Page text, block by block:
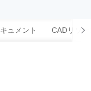
キュメント CADリソー